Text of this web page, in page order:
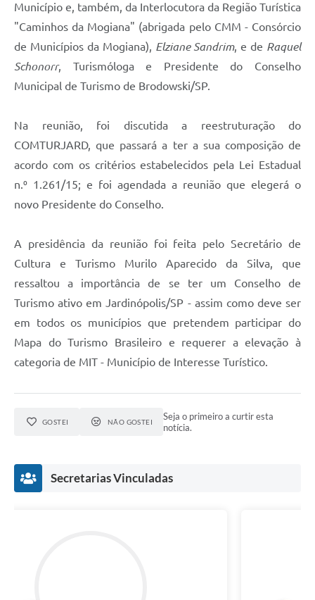
Município e, também, da Interlocutora da Região Turística
"Caminhos da Mogiana" (abrigada pelo CMM - Consórcio
de Municípios da Mogiana), Elziane Sandrim, e de Raquel
Schonorr, Turismóloga e Presidente do Conselho
Municipal de Turismo de Brodowski/SP.
Na reunião, foi discutida a reestruturação do
COMTURJARD, que passará a ter a sua composição de
acordo com os critérios estabelecidos pela Lei Estadual
n.⁰ 1.261/15; e foi agendada a reunião que elegerá o
novo Presidente do Conselho.
A presidência da reunião foi feita pelo Secretário de
Cultura e Turismo Murilo Aparecido da Silva, que
ressaltou a importância de se ter um Conselho de
Turismo ativo em Jardinópolis/SP - assim como deve ser
em todos os municípios que pretendem participar do
Mapa do Turismo Brasileiro e requerer a elevação à
categoria de MIT - Município de Interesse Turístico.
GOSTEI NÃO GOSTEI
Seja o primeiro a curtir esta
notícia.
Secretarias Vinculadas